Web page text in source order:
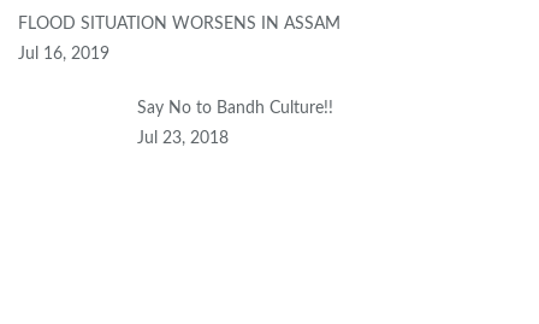
FLOOD SITUATION WORSENS IN ASSAM
Jul 16, 2019
Say No to Bandh Culture!!
Jul 23, 2018